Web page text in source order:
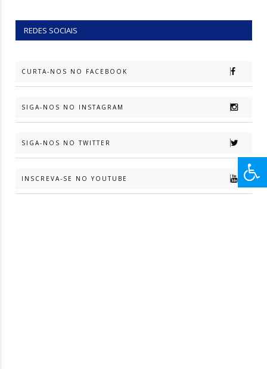
REDES SOCIAIS
CURTA-NOS NO FACEBOOK
SIGA-NOS NO INSTAGRAM
SIGA-NOS NO TWITTER
INSCREVA-SE NO YOUTUBE